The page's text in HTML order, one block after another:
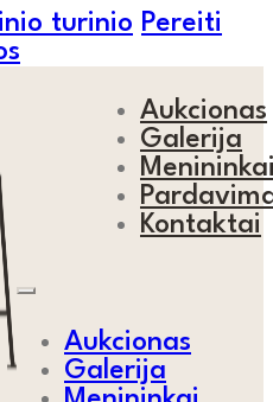
turinio Pereiti
Aukcionas
Galerija
Kontaktai
Aukcionas
Galerija